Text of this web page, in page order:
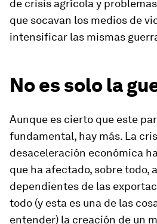
de crisis agrícola y
que socavan los medios de
intensificar las mismas
No es solo la
Aunque es cierto que este
fundamental, hay más. La
desaceleración económica
que ha afectado, sobre todo,
dependientes de las
todo (y esta es una de las
entender) la creación de un